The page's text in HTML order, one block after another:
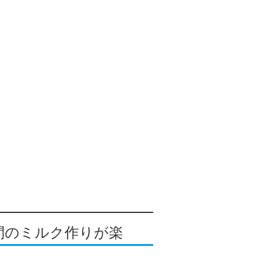
ミルク作りが楽